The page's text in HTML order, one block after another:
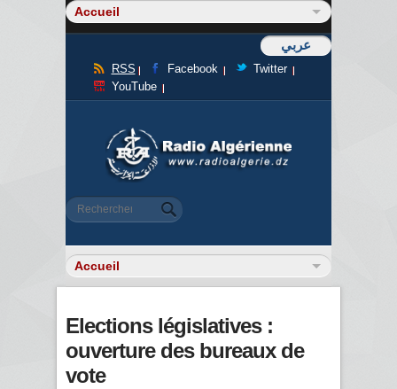
عربي
RSS Facebook
Twitter
YouTube
Formulaire de recherche
Rechercher
Elections législatives :
ouverture des bureaux de
vote